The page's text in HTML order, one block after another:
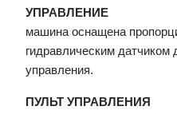
УПРАВЛЕНИЕ
машина оснащена
гидравлическим датчиком
управления.
ПУЛЬТ УПРАВЛЕНИЯ